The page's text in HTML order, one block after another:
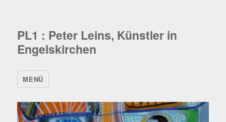
PL1 : Peter Leins, Künstler in
Engelskirchen
MENÜ